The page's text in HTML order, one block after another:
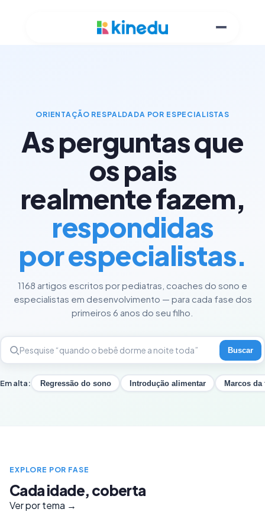
ORIENTAÇÃO RESPALDADA POR ESPECIALISTAS
As perguntas que
os pais
realmente fazem,
respondidas
por especialistas.
1168 artigos escritos por pediatras, coaches do sono e
especialistas em desenvolvimento — para cada fase dos
primeiros 6 anos do seu filho.
Buscar
Em alta: Regressão do sono Introdução alimentar Marcos da
EXPLORE POR FASE
Cada idade, coberta
Ver por tema →